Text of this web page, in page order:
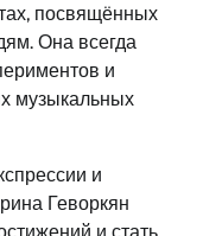
посвящённых
Она всегда
и
музыкальных
и
Геворкян